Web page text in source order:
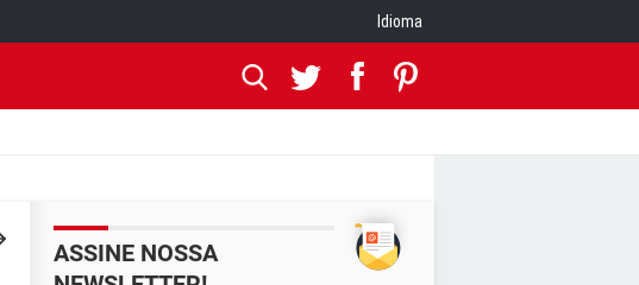
Idioma
ASSINE NOSSA